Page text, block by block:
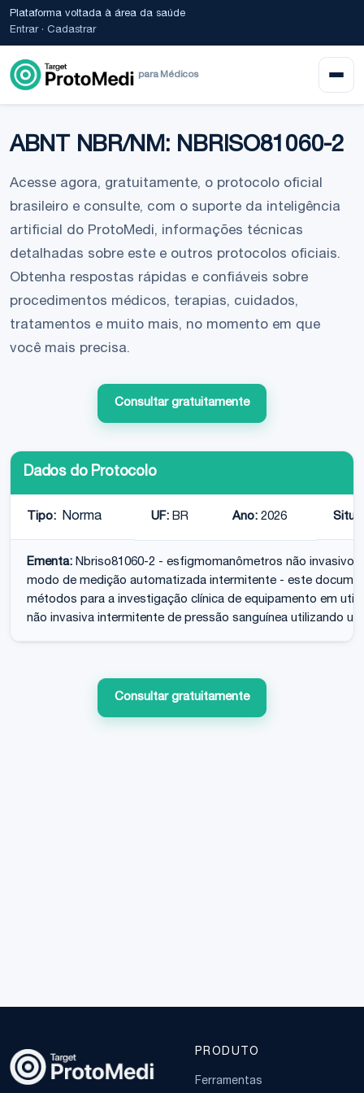
Plataforma voltada à área da saúde
Entrar· Cadastrar
para Médicos
ABNT NBR/NM: NBRISO81060-2
Acesse agora, gratuitamente, o protocolo oficial
brasileiro e consulte, com o suporte da inteligência
artificial do ProtoMedi, informações técnicas
detalhadas sobre este e outros protocolos oficiais.
Obtenha respostas rápidas e confiáveis sobre
procedimentos médicos, terapias, cuidados,
tratamentos e muito mais, no momento em que
você mais precisa.
Consultar gratuitamente
Dados do Protocolo
Tipo: Norma UF: BR Ano: 2026
Ementa: Nbriso81060-2 - esfigmomanômetros não
modo de medição automatizada intermitente - este
métodos para a investigação clínica de equipamento em
não invasiva intermitente de pressão sanguínea utilizando
Consultar gratuitamente
PRODUTO
Ferramentas